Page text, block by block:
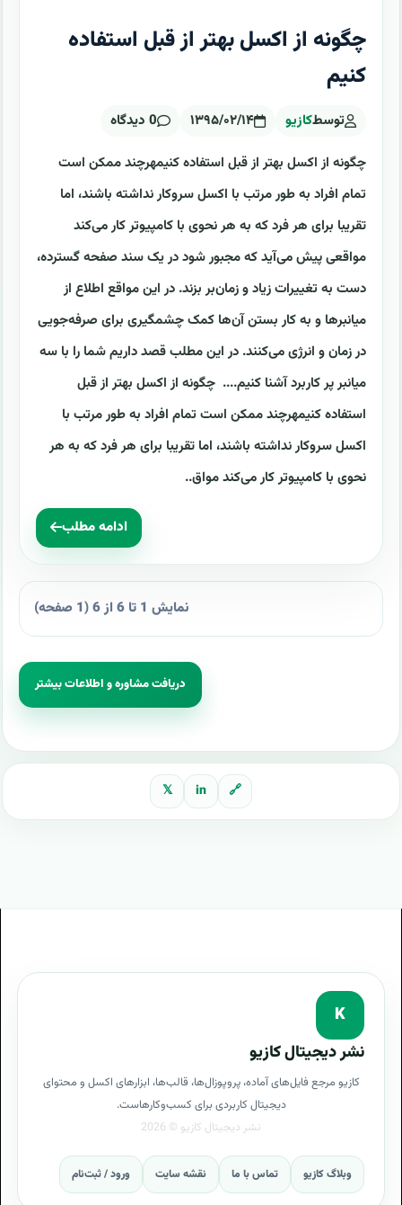
چگونه از اکسل بهتر از قبل استفاده
کنیم
توسطکازیو ۱۳۹۵/۰۲/۱۴ 0 دیدگاه
چگونه از اکسل بهتر از قبل استفاده کنیمهرچند ممکن است
تمام افراد به طور مرتب با اکسل سروکار نداشته باشند، اما
تقریبا برای هر فرد که به هر نحوی با کامپیوتر کار می‌کند
مواقعی پیش می‌آید که مجبور شود در یک سند صفحه گسترده،
دست به تغییرات زیاد و زمان‌بر بزند. در این مواقع اطلاع از
میانبرها و به کار بستن آن‌ها کمک چشمگیری برای صرفه‌جویی
در زمان و انرژی می‌کنند. در این مطلب قصد داریم شما را با سه
میانبر پر کاربرد آشنا کنیم.... چگونه از اکسل بهتر از قبل
استفاده کنیمهرچند ممکن است تمام افراد به طور مرتب با
اکسل سروکار نداشته باشند، اما تقریبا برای هر فرد که به هر
نحوی با کامپیوتر کار می‌کند مواق..
ادامه مطلب
نمایش 1 تا 6 از 6 (1 صفحه)
دریافت مشاوره و اطلاعات بیشتر
🔗
in
𝕏
K
نشر دیجیتال کازیو
کازیو مرجع فایل‌های آماده، پروپوزال‌ها، قالب‌ها، ابزارهای اکسل و محتوای
دیجیتال کاربردی برای کسب‌وکارهاست.
وبلاگ کازیو تماس با ما نقشه سایت ورود / ثبت‌نام